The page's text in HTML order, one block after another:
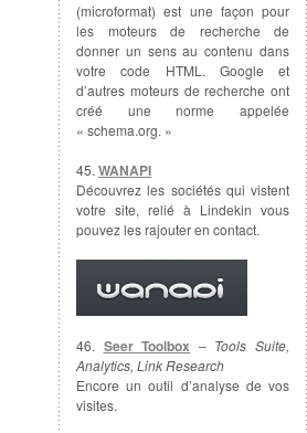
(microformat) est une façon pour
les moteurs de recherche de
donner un sens au contenu dans
votre code HTML. Google et
d’autres moteurs de recherche ont
créé une norme appelée
« schema.org. »
45. WANAPI
Découvrez les sociétés qui vistent
votre site, relié à Lindekin vous
pouvez les rajouter en contact.
46. Seer Toolbox – Tools Suite,
Analytics, Link Research
Encore un outil d’analyse de vos
visites.